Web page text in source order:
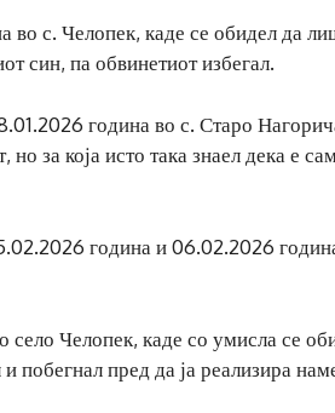
во с. Челопек, каде се обидел да
син, па обвинетиот избегал.
година во с. Старо
за која исто така знаел дека е
година и 06.02.2026
село Челопек, каде со умисла се
пред да ја реализира